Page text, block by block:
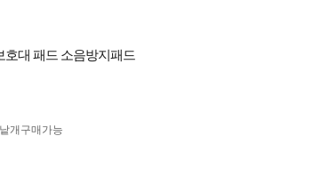
호대 패드 소음방지패드
개구매가능